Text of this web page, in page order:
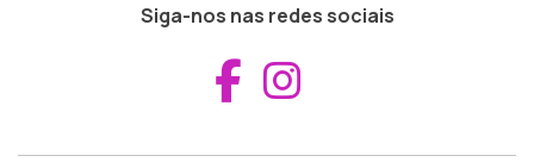
Siga-nos nas redes sociais
Aceder ao